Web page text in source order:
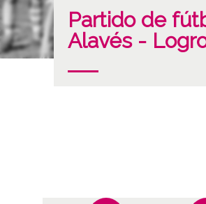
Partido de
Alavés -